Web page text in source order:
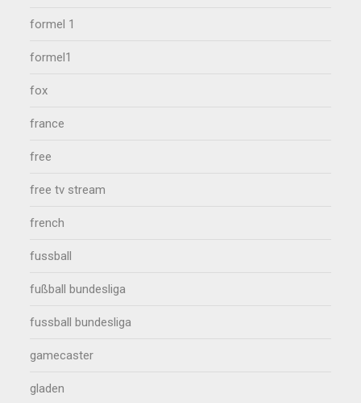
formel 1
formel1
fox
france
free
free tv stream
french
fussball
fußball bundesliga
fussball bundesliga
gamecaster
gladen